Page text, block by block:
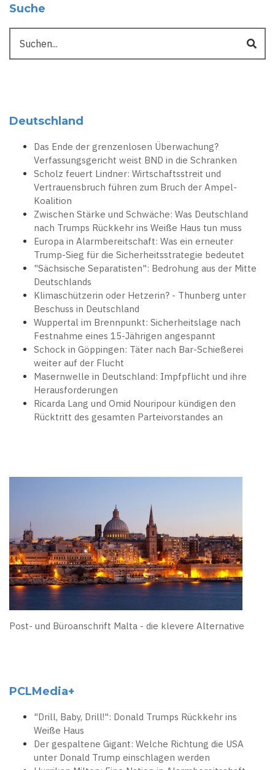
Suche
Deutschland
Das Ende der grenzenlosen Überwachung?
Verfassungsgericht weist BND in die Schranken
Scholz feuert Lindner: Wirtschaftsstreit und
Vertrauensbruch führen zum Bruch der Ampel-
Koalition
Zwischen Stärke und Schwäche: Was Deutschland
nach Trumps Rückkehr ins Weiße Haus tun muss
Europa in Alarmbereitschaft: Was ein erneuter
Trump-Sieg für die Sicherheitsstrategie bedeutet
"Sächsische Separatisten": Bedrohung aus der Mitte
Deutschlands
Klimaschützerin oder Hetzerin? - Thunberg unter
Beschuss in Deutschland
Wuppertal im Brennpunkt: Sicherheitslage nach
Festnahme eines 15-Jährigen angespannt
Schock in Göppingen: Täter nach Bar-Schießerei
weiter auf der Flucht
Masernwelle in Deutschland: Impfpflicht und ihre
Herausforderungen
Ricarda Lang und Omid Nouripour kündigen den
Rücktritt des gesamten Parteivorstandes an
Post- und Büroanschrift Malta - die klevere Alternative
PCLMedia+
"Drill, Baby, Drill!": Donald Trumps Rückkehr ins
Weiße Haus
Der gespaltene Gigant: Welche Richtung die USA
unter Donald Trump einschlagen werden